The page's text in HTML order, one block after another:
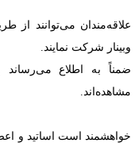
می‌توانند از
شرکت نمایند.
به اطلاع می‌رساند
است اساتید و